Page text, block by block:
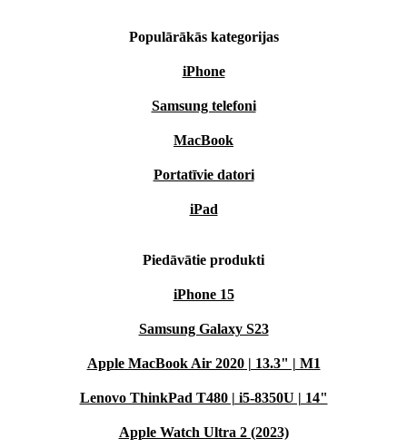
Populārākās kategorijas
iPhone
Samsung telefoni
MacBook
Portatīvie datori
iPad
Piedāvātie produkti
iPhone 15
Samsung Galaxy S23
Apple MacBook Air 2020 | 13.3" | M1
Lenovo ThinkPad T480 | i5-8350U | 14"
Apple Watch Ultra 2 (2023)